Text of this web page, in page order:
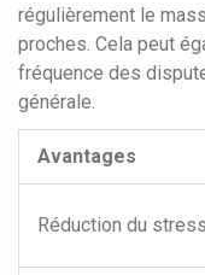
régulièrement le
proches. Cela peut
fréquence des
générale.
Avantages
Réduction du stress